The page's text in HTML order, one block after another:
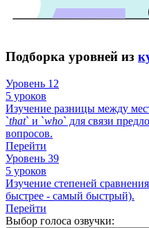
Подборка уровней из
Уровень 12
5 уроков
Изучение разницы между
`that` и `who` для связи
вопросов.
Перейти
Уровень 39
5 уроков
Изучение степеней
быстрее - самый быстрый).
Перейти
Выбор голоса озвучки: